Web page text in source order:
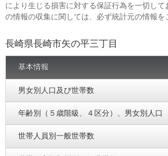
により生じる損害に対する保証行為を一切し
の情報の収集に関しては、必ず統計元の情報を
長崎県長崎市矢の平三丁目
基本情報
男女別人口及び世帯数
年齢別（５歳階級、４区分）、男女別人口
世帯人員別一般世帯数